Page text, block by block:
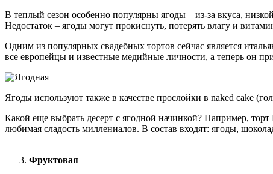
В теплый сезон особенно популярны ягоды – из-за вкуса,
Недостаток – ягоды могут прокиснуть, потерять влагу и
Одним из популярных свадебных тортов сейчас является
все европейцы и известные медийные личности, а теперь он
Ягоды используют также в качестве прослойки в naked cake
Какой еще выбрать десерт с ягодной начинкой? Например,
любимая сладость миллениалов. В состав входят: ягоды,
Фруктовая